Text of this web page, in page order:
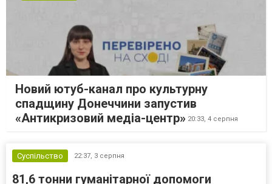
Новий ютуб-канал про культурну
спадщину Донеччини запустив
«Антикризовий медіа-центр» 20:33, 4 серпня
Суспільство 22:37, 3 серпня
81,6 тонни гуманітарної допомоги